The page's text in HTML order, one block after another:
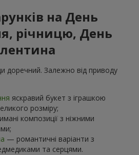
на День
річницю, День
доречний. Залежно від приводу
яскравий букет з іграшкою
розміру;
композиції з ніжними
— романтичні варіанти з
та серцями.